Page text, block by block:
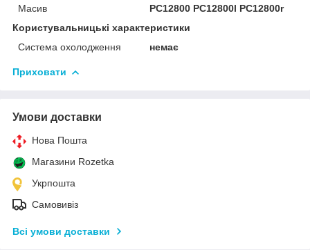
Масив
PC12800 PC12800l PC12800r
Користувальницькі характеристики
Система охолодження
немає
Приховати
Умови доставки
Нова Пошта
Магазини Rozetka
Укрпошта
Самовивіз
Всі умови доставки